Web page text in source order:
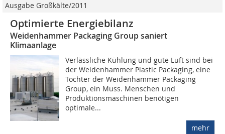
Ausgabe Großkälte/2011
Optimierte Energiebilanz
Weidenhammer Packaging Group saniert
Klimaanlage
Verlässliche Kühlung und gute Luft sind bei
der Weidenhammer Plastic Packaging, eine
Tochter der Weidenhammer Packaging
Group, ein Muss. Menschen und
Produktionsmaschinen benötigen
optimale...
mehr